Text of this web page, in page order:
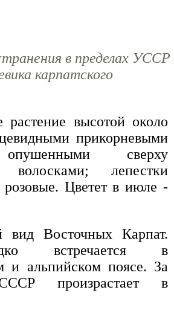
в пределах УССР
карпатского
растение высотой около
прикорневыми
сверху
волосками; лепестки
розовые. Цветет в июле -
вид Восточных Карпат.
встречается в
и альпийском поясе. За
произрастает в